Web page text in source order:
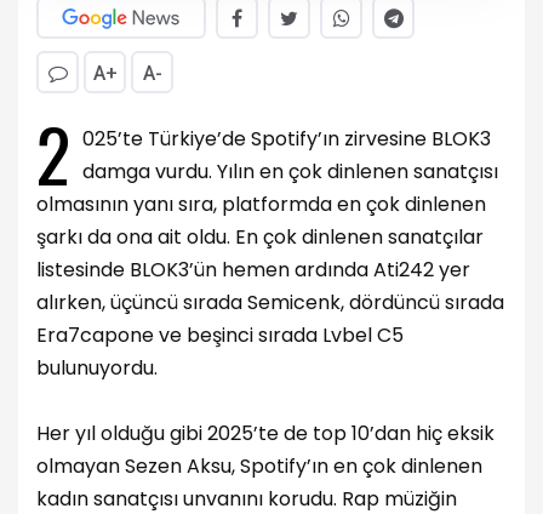
A+ A-
2 025’te Türkiye’deSpotify’ın zirvesine BLOK3
damga vurdu. Yılın en çok dinlenen sanatçısı
olmasının yanı sıra, platformda en çok dinlenen
şarkı da ona ait oldu. En çok dinlenen sanatçılar
listesinde BLOK3’ün hemen ardında Ati242 yer
alırken, üçüncü sırada Semicenk, dördüncü sırada
Era7capone ve beşinci sırada Lvbel C5
bulunuyordu.
Her yıl olduğugibi2025’te de top 10’dan hiç eksik
olmayanSezen Aksu, Spotify’ın en çok dinlenen
kadın sanatçısı unvanını korudu. Rap müziğin